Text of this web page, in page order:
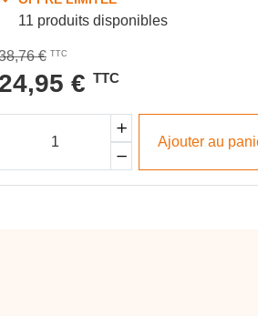
11 produits disponibles
€ TTC
24,95 € TTC
Ajouter au